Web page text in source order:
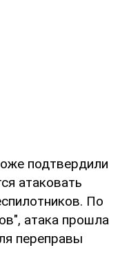
подтвердили
атаковать
По
атака прошла
переправы